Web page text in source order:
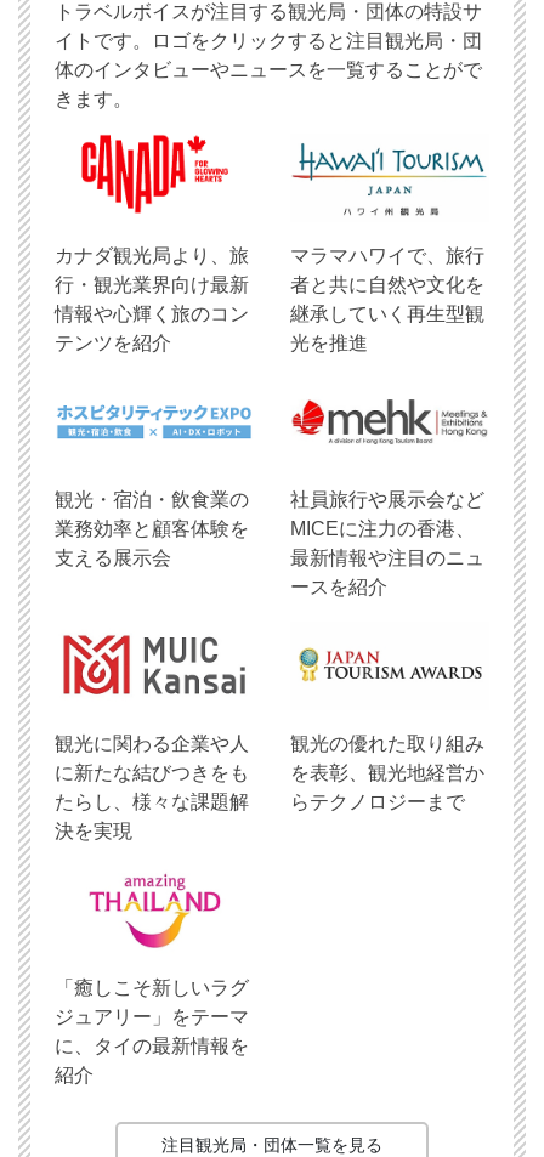
トラベルボイスが注目する観光局・団体の特設サ
イトです。ロゴをクリックすると注目観光局・団
体のインタビューやニュースを一覧することがで
きます。
​カナダ観光局より、旅
行・観光業界向け最新
情報や心輝く旅のコン
テンツを紹介
マラマハワイで、旅行
者と共に自然や文化を
継承していく再生型観
光を推進
観光・宿泊・飲食業の
業務効率と顧客体験を
支える展示会
社員旅行や展示会など
MICEに注力の香港、
最新情報や注目のニュ
ースを紹介
観光に関わる企業や人
に新たな結びつきをも
たらし、様々な課題解
決を実現
観光の優れた取り組み
を表彰、観光地経営か
らテクノロジーまで
「癒しこそ新しいラグ
ジュアリー」をテーマ
に、タイの最新情報を
紹介
注目観光局・団体一覧を見る